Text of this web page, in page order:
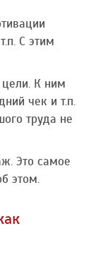
С этим
К ним
чек и т.п.
труда не
Это самое
этом.